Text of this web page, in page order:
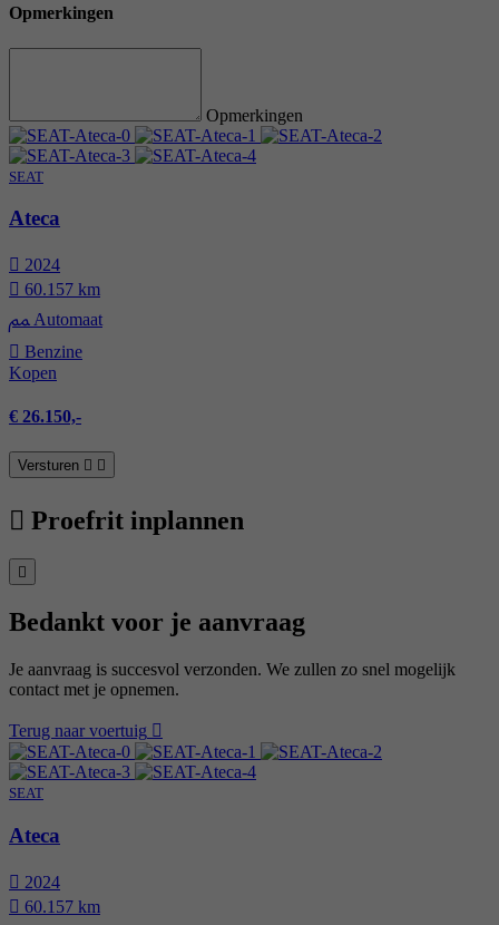
Opmerkingen
Opmerkingen
SEAT
Ateca
2024
60.157 km
Automaat
Benzine
Kopen
€ 26.150,-
Versturen
Proefrit inplannen
Bedankt voor je aanvraag
Je aanvraag is succesvol verzonden. We zullen zo snel mogelijk
contact met je opnemen.
Terug naar voertuig
SEAT
Ateca
2024
60.157 km